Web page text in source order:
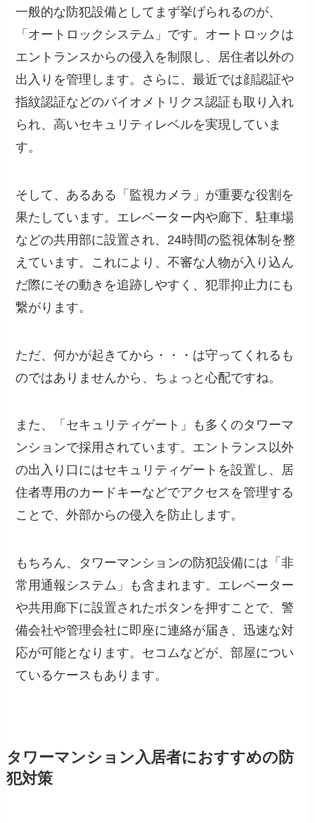
一般的な防犯設備としてまず挙げられるのが、
「オートロックシステム」です。オートロックは
エントランスからの侵入を制限し、居住者以外の
出入りを管理します。さらに、最近では顔認証や
指紋認証などのバイオメトリクス認証も取り入れ
られ、高いセキュリティレベルを実現していま
す。
そして、あるある「監視カメラ」が重要な役割を
果たしています。エレベーター内や廊下、駐車場
などの共用部に設置され、24時間の監視体制を整
えています。これにより、不審な人物が入り込ん
だ際にその動きを追跡しやすく、犯罪抑止力にも
繋がります。
ただ、何かが起きてから・・・は守ってくれるも
のではありませんから、ちょっと心配ですね。
また、「セキュリティゲート」も多くのタワーマ
ンションで採用されています。エントランス以外
の出入り口にはセキュリティゲートを設置し、居
住者専用のカードキーなどでアクセスを管理する
ことで、外部からの侵入を防止します。
もちろん、タワーマンションの防犯設備には「非
常用通報システム」も含まれます。エレベーター
や共用廊下に設置されたボタンを押すことで、警
備会社や管理会社に即座に連絡が届き、迅速な対
応が可能となります。セコムなどが、部屋につい
ているケースもあります。
タワーマンション入居者におすすめの防
犯対策